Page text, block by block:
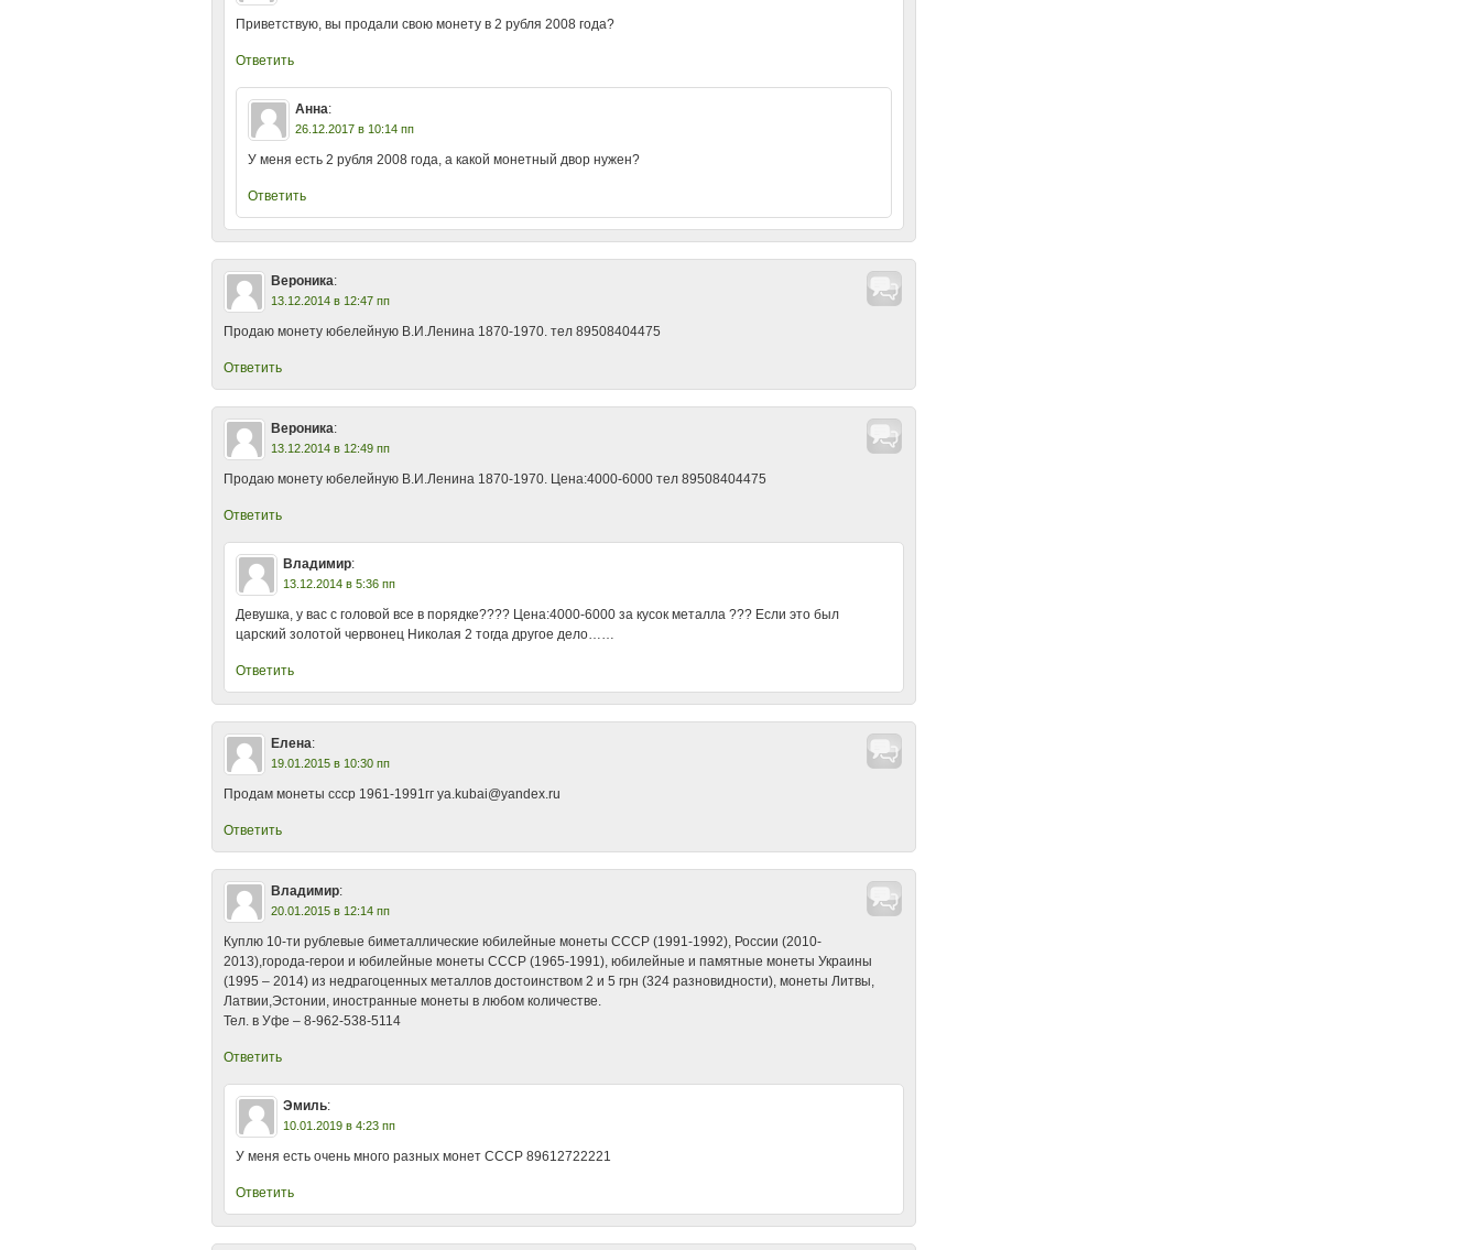
Приветствую, вы продали свою мoнету в 2 рубля 2008 года?
Ответить
Анна:
26.12.2017 в 10:14 пп
У меня есть 2 рубля 2008 года, а какой монетный двор нужен?
Ответить
Вероника:
13.12.2014 в 12:47 пп
Продаю монету юбелейную В.И.Ленина 1870-1970. тел 89508404475
Ответить
Вероника:
13.12.2014 в 12:49 пп
Продаю монету юбелейную В.И.Ленина 1870-1970. Цена:4000-6000 тел 89508404475
Ответить
Владимир:
13.12.2014 в 5:36 пп
Девушка, у вас с головой все в порядке???? Цена:4000-6000 за кусок металла ??? Если это был
царский золотой червонец Николая 2 тогда другое дело……
Ответить
Елена:
19.01.2015 в 10:30 пп
Продам монеты ссср 1961-1991гг ya.kubai@yandex.ru
Ответить
Владимир:
20.01.2015 в 12:14 пп
Куплю 10-ти рублевые биметаллические юбилейные монеты СССР (1991-1992), России (2010-
2013),города-герои и юбилейные монеты СССР (1965-1991), юбилейные и памятные монеты Украины
(1995 – 2014) из недрагоценных металлов достоинством 2 и 5 грн (324 разновидности), монеты Литвы,
Латвии,Эстонии, иностранные монеты в любом количестве.
Тел. в Уфе – 8-962-538-5114
Ответить
Эмиль:
10.01.2019 в 4:23 пп
У меня есть очень много разных монет СССР 89612722221
Ответить